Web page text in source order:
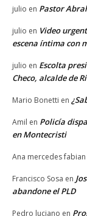
julio en Pastor
julio en Video
escena íntima con
julio en Escolta
Checo, alcalde de
Mario Bonetti en
Amil en Policía
en Montecristi
Ana mercedes fabian
Francisco Sosa en
abandone el PLD
Pedro luciano en